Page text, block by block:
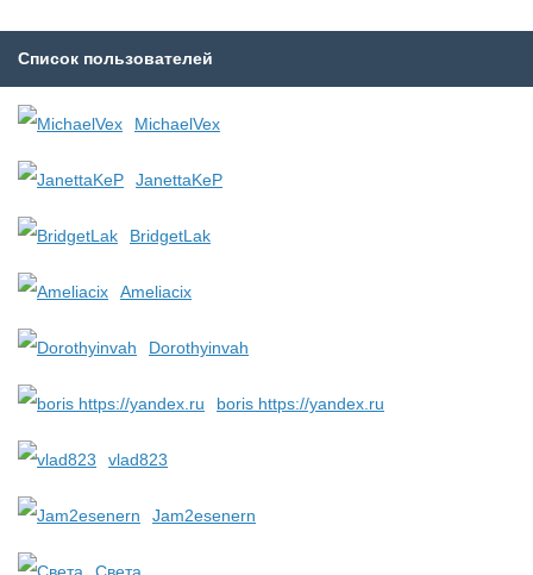
Список пользователей
MichaelVex
JanettaKeP
BridgetLak
Ameliacix
Dorothyinvah
boris https://yandex.ru
vlad823
Jam2esenern